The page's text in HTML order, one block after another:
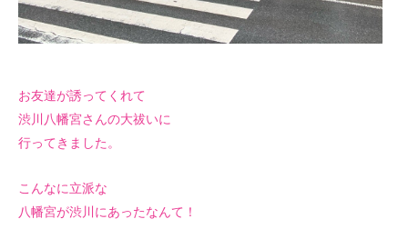
お友達が誘ってくれて
渋川八幡宮さんの大祓いに
行ってきました。
こんなに立派な
八幡宮が渋川にあったなんて！